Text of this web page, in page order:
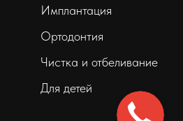
Имплантация
Ортодонтия
Чистка и отбеливание
Для детей